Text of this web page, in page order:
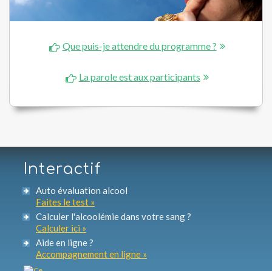
Que puis-je attendre du programme ?
La parole est aux participants
Interactif
Auto évaluation alcool
Faites le test »
Calculer l'alcoolémie dans votre sang ?
Calculer ici »
Aide en ligne ?
Accompagnement en ligne »